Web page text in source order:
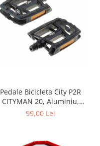
Pedale Bicicleta City P2R
CITYMAN 20, Aluminiu,
Negru
99,00 Lei